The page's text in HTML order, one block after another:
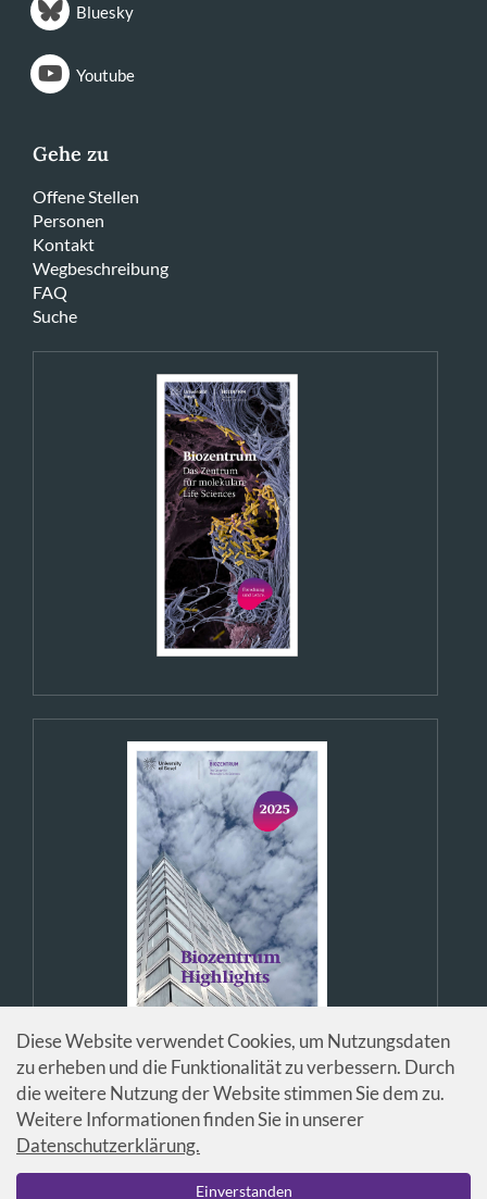
Bluesky
Youtube
Gehe zu
Offene Stellen
Personen
Kontakt
Wegbeschreibung
FAQ
Suche
© Universität Basel / Biozentrum
Diese Website verwendet Cookies, um Nutzungsdaten
zu erheben und die Funktionalität zu verbessern. Durch
die weitere Nutzung der Website stimmen Sie dem zu.
Weitere Informationen finden Sie in unserer
Datenschutzerklärung.
Einverstanden